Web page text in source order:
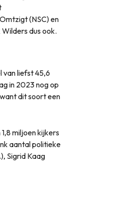
(NSC) en
dus ook.
van liefst 45,6
in 2023 nog op
dit soort een
miljoen kijkers
aantal politieke
Sigrid Kaag